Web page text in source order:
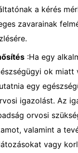
a kérés
zavarainak
:Ha egy
ok miatt
egy
igazolást. Az
orvosi
valamint a
vagy